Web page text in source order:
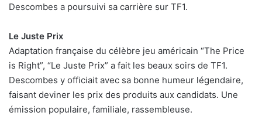
Descombes a poursuivi sa carrière sur TF1.
Le Juste Prix
Adaptation française du célèbre jeu américain “The Price
is Right”, “Le Juste Prix” a fait les beaux soirs de TF1.
Descombes y officiait avec sa bonne humeur légendaire,
faisant deviner les prix des produits aux candidats. Une
émission populaire, familiale, rassembleuse.